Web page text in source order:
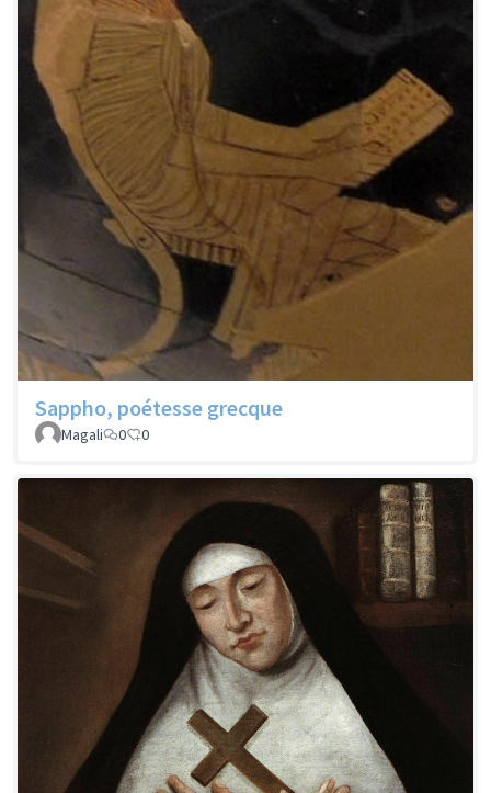
Sappho, poétesse grecque
Magali 0 0